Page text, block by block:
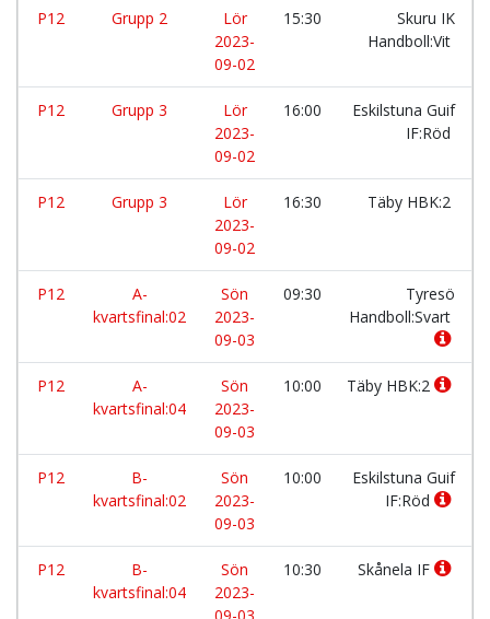
P12 Grupp 2
Lör
2023-
09-02
15:30
Skuru IK
Handboll:Vit
P12 Grupp 3
Lör
2023-
09-02
16:00
Eskilstuna Guif
IF:Röd
P12 Grupp 3
Lör
2023-
09-02
16:30 Täby HBK:2
P12
A-
kvartsfinal:02
Sön
2023-
09-03
09:30
Tyresö
Handboll:Svart
P12
A-
kvartsfinal:04
Sön
2023-
09-03
10:00 Täby HBK:2
P12
B-
kvartsfinal:02
Sön
2023-
09-03
10:00
Eskilstuna Guif
IF:Röd
P12
B-
kvartsfinal:04
Sön
2023-
10:30 Skånela IF